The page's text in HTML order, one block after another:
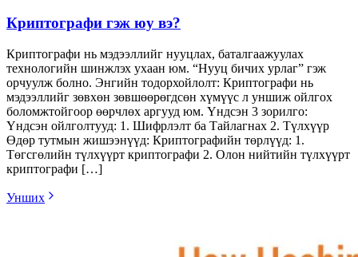
Криптографи гэж юу вэ?
Криптографи нь мэдээллийг нууцлах, баталгаажуулах
технологийн шинжлэх ухаан юм. “Нууц бичих урлаг” гэж
орчуулж болно. Энгийн тодорхойлолт: Криптографи нь
мэдээллийг зөвхөн зөвшөөрөгдсөн хүмүүс л уншиж ойлгох
боломжтойгоор өөрчлөх аргууд юм. Үндсэн 3 зорилго:
Үндсэн ойлголтууд: 1. Шифрлэлт ба Тайлагнах 2. Түлхүүр
Өдөр тутмын жишээнүүд: Криптографийн төрлүүд: 1.
Төгсгөлийн түлхүүрт криптографи 2. Олон нийтийн түлхүүрт
криптографи […]
Унших